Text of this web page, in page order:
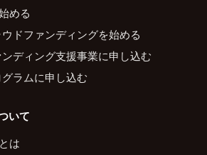
める
ドファンディングを始める
ディング支援事業に申し込む
ラムに申し込む
いて
は